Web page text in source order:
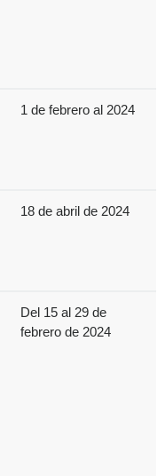
1 de febrero al 2024
18 de abril de 2024
Del 15 al 29 de
febrero de 2024